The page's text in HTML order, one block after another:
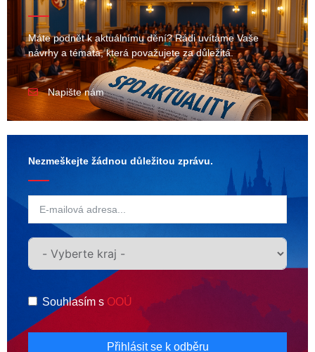
Máte podnět k aktuálnímu dění? Rádi uvítáme Vaše
návrhy a témata, která považujete za důležitá.
Napište nám
Nezmeškejte žádnou důležitou zprávu.
Souhlasím s OOÚ
Přihlásit se k odběru